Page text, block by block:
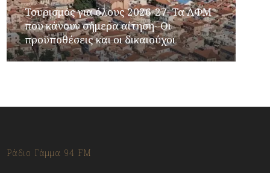
Τουρισμός για όλους 2026-27: Τα ΑΦΜ
που κάνουν σήμερα αίτηση- Οι
προϋποθέσεις και οι δικαιούχοι
Ράδιο Γάμμα 94 FM